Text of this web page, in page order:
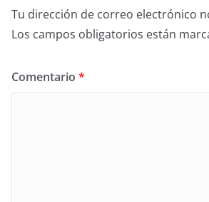
Tu dirección de correo electrónico
Los campos obligatorios están
Comentario *